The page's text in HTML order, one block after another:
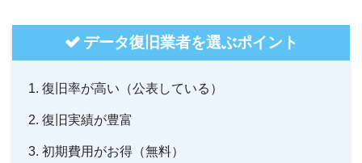
データ復旧業者を選ぶポイント
復旧率が高い（公表している）
復旧実績が豊富
初期費用がお得（無料）